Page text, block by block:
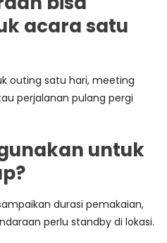
acara satu
outing satu hari, meeting
perjalanan pulang pergi
untuk
durasi pemakaian,
perlu standby di lokasi.